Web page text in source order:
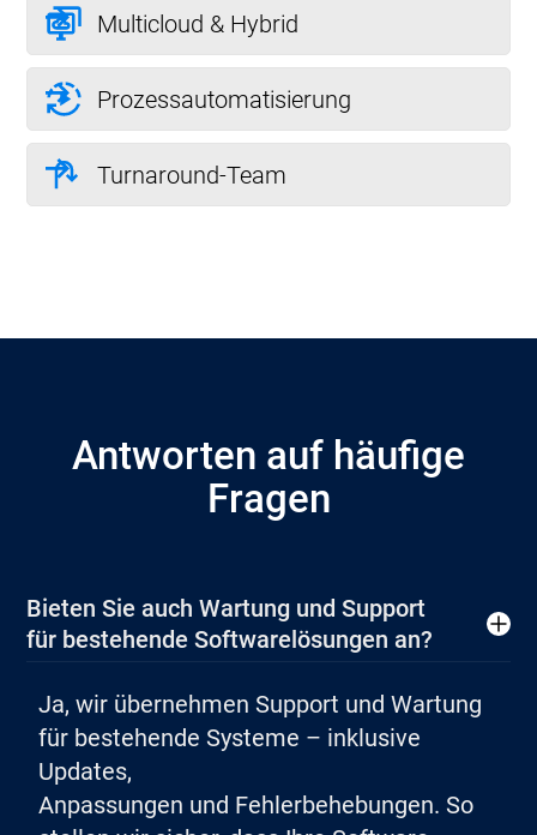
Multicloud & Hybrid
Prozessautomatisierung
Turnaround-Team
Antworten auf häufige
Fragen
Bieten Sie auch Wartung und Support
für bestehende Softwarelösungen an?
Ja, wir übernehmen Support und Wartung
für bestehende Systeme – inklusive
Updates,
Anpassungen und Fehlerbehebungen. So